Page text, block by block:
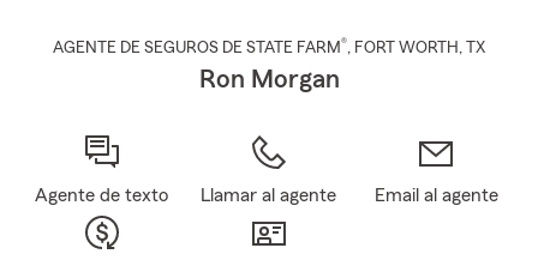
AGENTE DE SEGUROS DE STATE FARM®, FORT WORTH , TX
Ron Morgan
Agente de texto Llamar al agente Email al agente